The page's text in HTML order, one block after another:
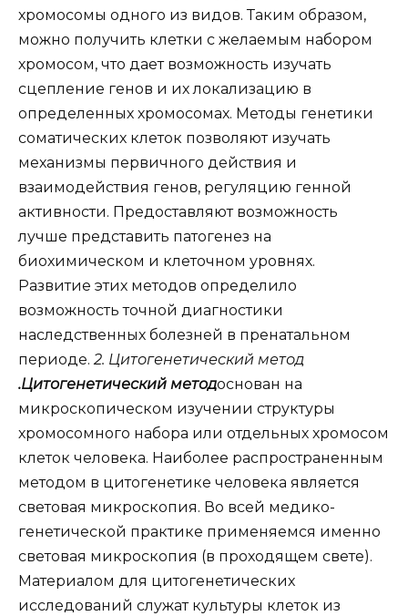
хромосомы одного из видов. Таким образом,
можно получить клетки с желаемым набором
хромосом, что дает возможность изучать
сцепление генов и их локализацию в
определенных хромосомах. Методы генетики
соматических клеток позволяют изучать
механизмы первичного действия и
взаимодействия генов, регуляцию генной
активности. Предоставляют возможность
лучше представить патогенез на
биохимическом и клеточном уровнях.
Развитие этих методов определило
возможность точной диагностики
наследственных болезней в пренатальном
периоде. 2. Цитогенетический метод
.Цитогенетический методоснован на
микроскопическом изучении структуры
хромосомного набора или отдельных хромосом
клеток человека. Наиболее распространенным
методом в цитогенетике человека является
световая микроскопия. Во всей медико-
генетической практике применяемся именно
световая микроскопия (в проходящем свете).
Материалом для цитогенетических
исследований служат культуры клеток из